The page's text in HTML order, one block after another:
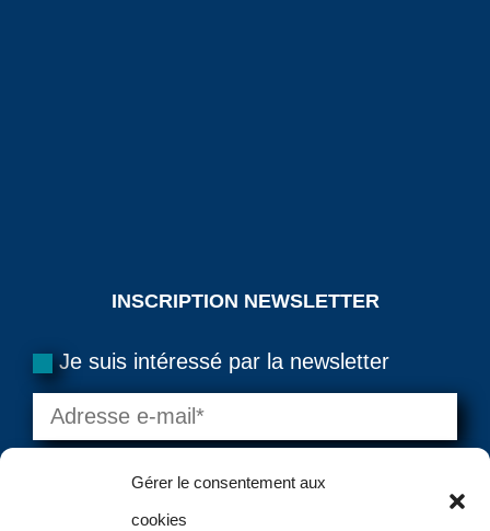
Gérer le consentement aux
cookies
INSCRIPTION NEWSLETTER
Je suis intéressé par la newsletter